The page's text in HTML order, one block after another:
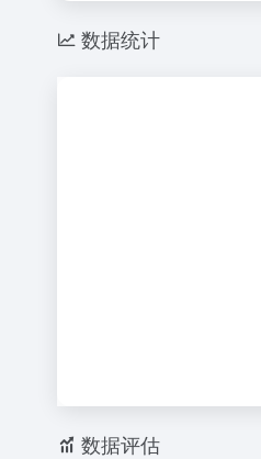
数据统计
数据评估